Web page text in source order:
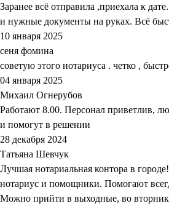
Заранее всё отправила ,приехала к
и нужные документы на руках. Всё
10 января 2025
сеня фомина
советую этого нотариуса . четко ,
04 января 2025
Михаил Огнерубов
Работают 8.00. Персонал приветлив,
и помогут в решении
28 декабря 2024
Татьяна Шевчук
Лучшая нотариальная контора в
нотариус и помощники. Помогают
Можно прийти в выходные, во вторник